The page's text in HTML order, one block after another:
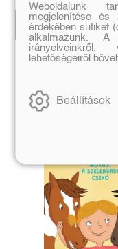
Előrendelem
Weboldalunk
megjelenítése és
érdekében sütiket
alkalmazunk. A
lehetőségeiről
Beállítások